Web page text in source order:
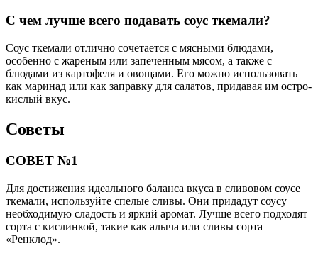
С чем лучше всего подавать соус ткемали?
Соус ткемали отлично сочетается с мясными блюдами,
особенно с жареным или запеченным мясом, а также с
блюдами из картофеля и овощами. Его можно использовать
как маринад или как заправку для салатов, придавая им остро-
кислый вкус.
Советы
СОВЕТ №1
Для достижения идеального баланса вкуса в сливовом соусе
ткемали, используйте спелые сливы. Они придадут соусу
необходимую сладость и яркий аромат. Лучше всего подходят
сорта с кислинкой, такие как алыча или сливы сорта
«Ренклод».